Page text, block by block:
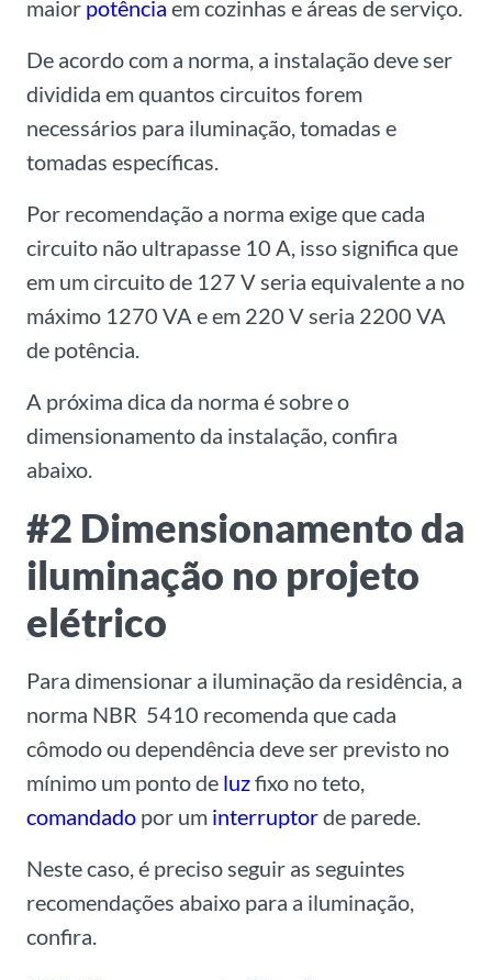
maior potência em cozinhas e áreas de serviço.
De acordo com a norma, a instalação deve ser
dividida em quantos circuitos forem
necessários para iluminação, tomadas e
tomadas específicas.
Por recomendação a norma exige que cada
circuito não ultrapasse 10 A, isso significa que
em um circuito de 127 V seria equivalente a no
máximo 1270 VA e em 220 V seria 2200 VA
de potência.
A próxima dica da norma é sobre o
dimensionamento da instalação, confira
abaixo.
#2 Dimensionamento da
iluminação no projeto
elétrico
Para dimensionar a iluminação da residência, a
norma NBR 5410 recomenda que cada
cômodo ou dependência deve ser previsto no
mínimo um ponto de luzfixo no teto,
comandado por um interruptorde parede.
Neste caso, é preciso seguir as seguintes
recomendações abaixo para a iluminação,
confira.